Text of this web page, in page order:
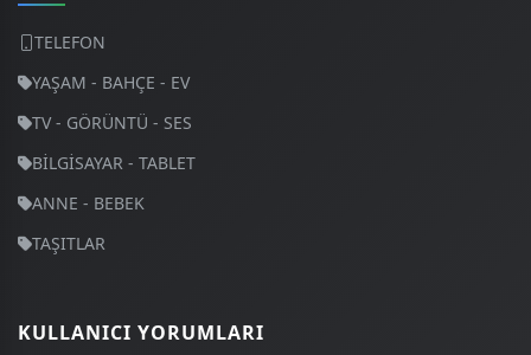
TELEFON
YAŞAM - BAHÇE - EV
TV - GÖRÜNTÜ - SES
BİLGİSAYAR - TABLET
ANNE - BEBEK
TAŞITLAR
KULLANICI YORUMLARI